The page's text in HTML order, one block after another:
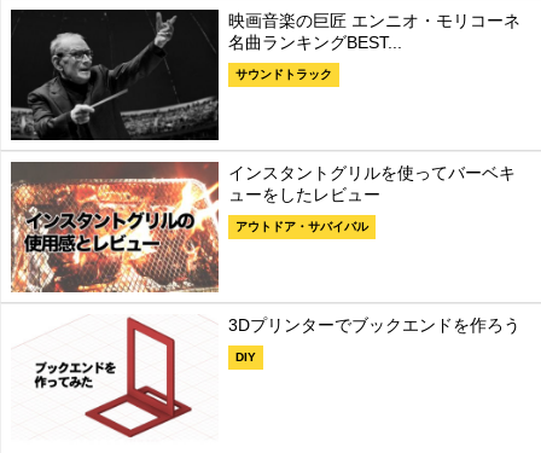
映画音楽の巨匠 エンニオ・モリコーネ
名曲ランキングBEST...
サウンドトラック
インスタントグリルを使ってバーベキ
ューをしたレビュー
アウトドア・サバイバル
3Dプリンターでブックエンドを作ろう
DIY